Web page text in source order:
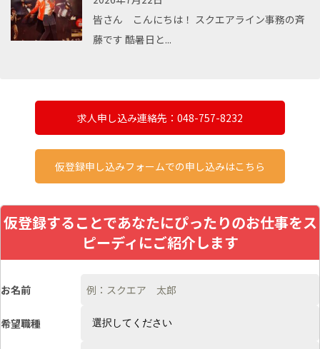
皆さん こんにちは！ スクエアライン事務の斉
藤です 酷暑日と...
求人申し込み連絡先：048-757-8232
仮登録申し込みフォームでの申し込みはこちら
仮登録することであなたにぴったりのお仕事をス
ピーディにご紹介します
お名前
希望職種